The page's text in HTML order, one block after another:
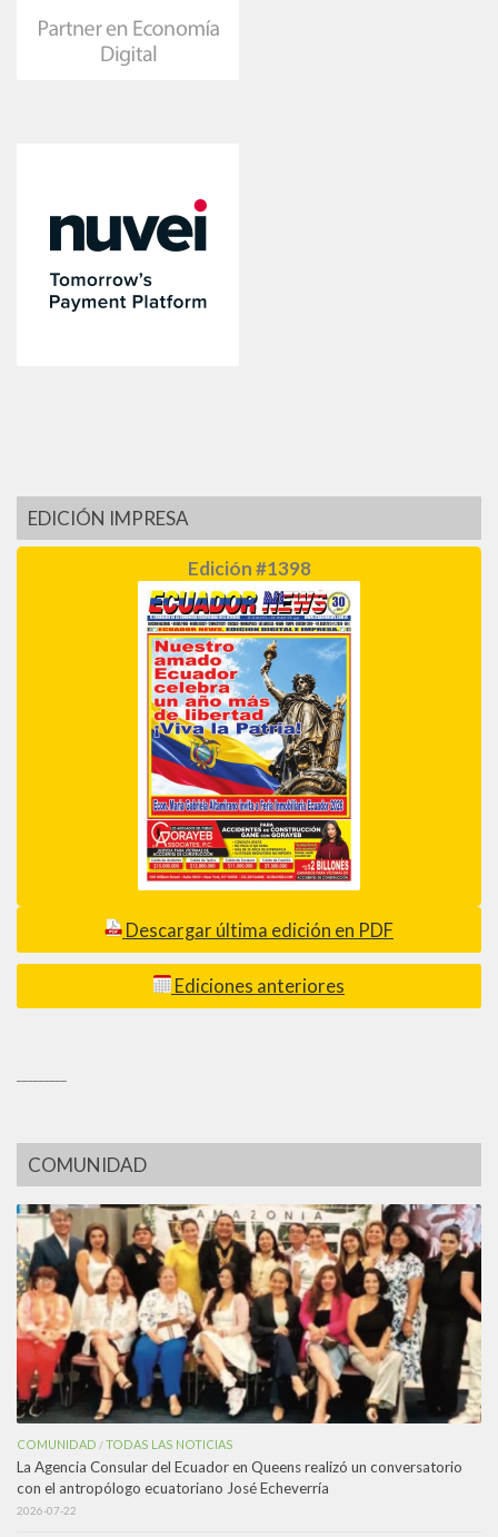
EDICIÓN IMPRESA
Edición #1398
Descargar última edición en PDF
Ediciones anteriores
COMUNIDAD
COMUNIDAD /TODAS LAS NOTICIAS
La Agencia Consular del Ecuador en Queens realizó un conversatorio
con el antropólogo ecuatoriano José Echeverría
2026-07-22